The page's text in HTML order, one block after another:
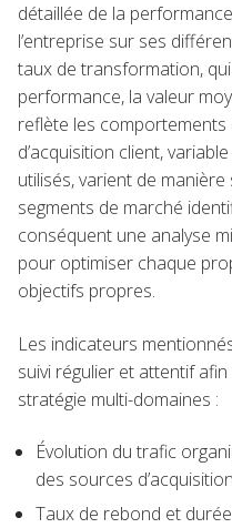
détaillée de la
l’entreprise sur ses
taux de transformation,
performance, la valeur
reflète les comportements
d’acquisition client,
utilisés, varient de
segments de marché
conséquent une analyse
pour optimiser chaque
objectifs propres.
Les indicateurs
suivi régulier et attentif
stratégie multi-domaines :
Évolution du trafic
des sources d’acquisition
Taux de rebond et